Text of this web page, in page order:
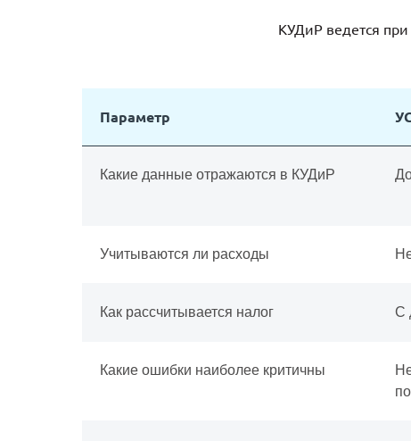
КУДиР ведется
Параметр
Какие данные отражаются в КУДиР
Учитываются ли расходы
Как рассчитывается налог С
Какие ошибки наиболее критичны